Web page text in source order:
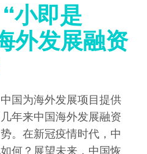
小即是
外发展融资
国为海外发展项目提供
年来中国海外发展融资
。在新冠疫情时代，中
何？展望未来，中国恢